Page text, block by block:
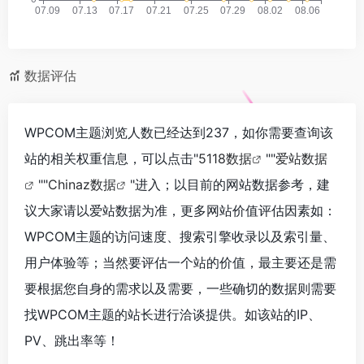
数据评估
WPCOM主题浏览人数已经达到237，如你需要查询该
站的相关权重信息，可以点击"5118数据 ""爱站数据
""Chinaz数据
"进入；以目前的网站数据参考，建
议大家请以爱站数据为准，更多网站价值评估因素如：
WPCOM主题的访问速度、搜索引擎收录以及索引量、
用户体验等；当然要评估一个站的价值，最主要还是需
要根据您自身的需求以及需要，一些确切的数据则需要
找WPCOM主题的站长进行洽谈提供。如该站的IP、
PV、跳出率等！